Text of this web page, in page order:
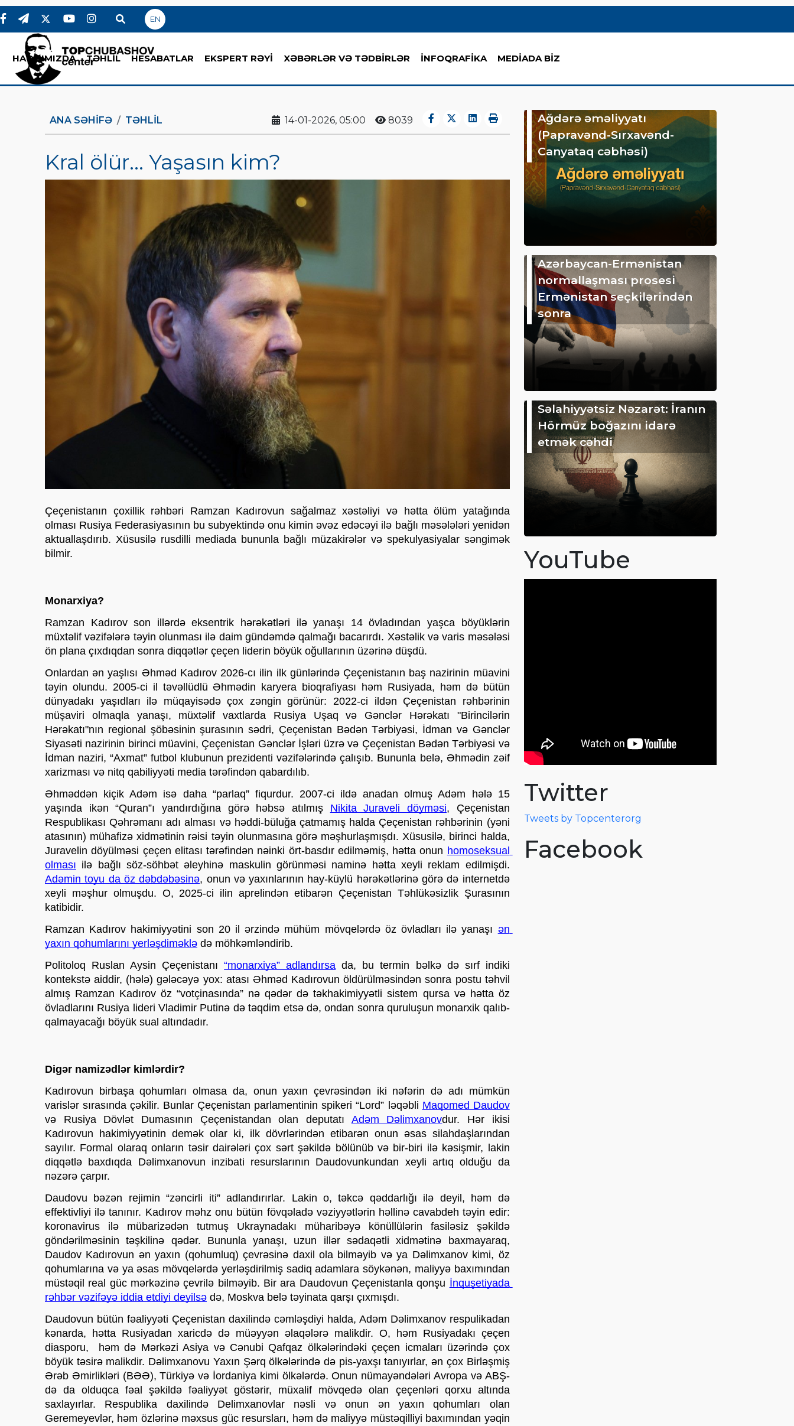
EN
HAQQIMIZDA TƏHLİL HESABATLAR EKSPERT RƏYİ XƏBƏRLƏR VƏ TƏDBİRLƏR İNFOQRAFİKA MEDİADA BİZ
ANA SƏHIFƏ TƏHLİL 14-01-2026, 05:00 8039
Kral ölür... Yaşasın kim?
Çeçenistanın çoxillik rəhbəri Ramzan Kadırovun sağalmaz xəstəliyi və hətta ölüm yatağında
olması Rusiya Federasiyasının bu subyektində onu kimin əvəz edəcəyi ilə bağlı məsələləri yenidən
aktuallaşdırıb. Xüsusilə rusdilli mediada bununla bağlı müzakirələr və spekulyasiyalar səngimək
bilmir.
Monarxiya?
Ramzan Kadırov son illərdə eksentrik hərəkətləri ilə yanaşı 14 övladından yaşca böyüklərin
müxtəlif vəzifələrə təyin olunması ilə daim gündəmdə qalmağı bacarırdı. Xəstəlik və varis məsələsi
ön plana çıxdıqdan sonra diqqətlər çeçen liderin böyük oğullarının üzərinə düşdü.
Onlardan ən yaşlısı Əhməd Kadırov 2026-cı ilin ilk günlərində Çeçenistanın baş nazirinin müavini
təyin olundu. 2005-ci il təvəllüdlü Əhmədin karyera bioqrafiyası həm Rusiyada, həm də bütün
dünyadakı yaşıdları ilə müqayisədə çox zəngin görünür: 2022-ci ildən Çeçenistan rəhbərinin
müşaviri olmaqla yanaşı, müxtəlif vaxtlarda Rusiya Uşaq və Gənclər Hərəkatı "Birincilərin
Hərəkatı"nın regional şöbəsinin şurasının sədri, Çeçenistan Bədən Tərbiyəsi, İdman və Gənclər
Siyasəti nazirinin birinci müavini, Çeçenistan Gənclər İşləri üzrə və Çeçenistan Bədən Tərbiyəsi və
İdman naziri, “Axmat” futbol klubunun prezidenti vəzifələrində çalışıb. Bununla belə, Əhmədin zəif
xarizması və nitq qabiliyyəti media tərəfindən qabardılıb.
Əhməddən kiçik Adəm isə daha “parlaq” fiqurdur. 2007-ci ildə anadan olmuş Adəm hələ 15
yaşında ikən “Quran”ı yandırdığına görə həbsə atılmış Nikita Juraveli döyməsi, Çeçenistan
Respublikası Qəhrəmanı adı alması və həddi-büluğa çatmamış halda Çeçenistan rəhbərinin (yəni
atasının) mühafizə xidmətinin rəisi təyin olunmasına görə məşhurlaşmışdı. Xüsusilə, birinci halda,
Juravelin döyülməsi çeçen elitası tərəfindən nəinki ört-basdır edilməmiş, hətta onun homoseksual
olması
Adəmin toyu da öz dəbdəbəsinə, onun və yaxınlarının hay-küylü hərəkətlərinə görə də internetdə
xeyli məşhur olmuşdu. O, 2025-ci ilin aprelindən etibarən Çeçenistan Təhlükəsizlik Şurasının
katibidir.
Ramzan Kadırov hakimiyyətini son 20 il ərzində mühüm mövqelərdə öz övladları ilə yanaşı ən
yaxın qohumlarını yerləşdiməklə də möhkəmləndirib.
Politoloq Ruslan Aysin Çeçenistanı “monarxiya” adlandırsa da, bu termin bəlkə də sırf indiki
kontekstə aiddir, (hələ) gələcəyə yox: atası Əhməd Kadırovun öldürülməsindən sonra postu təhvil
almış Ramzan Kadırov öz “votçinasında” nə qədər də təkhakimiyyətli sistem qursa və hətta öz
övladlarını Rusiya lideri Vladimir Putinə də təqdim etsə də, ondan sonra quruluşun monarxik qalıb-
qalmayacağı böyük sual altındadır.
Digər namizədlər kimlərdir?
Kadırovun birbaşa qohumları olmasa da, onun yaxın çevrəsindən iki nəfərin də adı mümkün
varislər sırasında çəkilir. Bunlar Çeçenistan parlamentinin spikeri “Lord” ləqəbli Maqomed Daudov
və Rusiya Dövlət Dumasının Çeçenistandan olan deputatı Adəm Dəlimxanovdur. Hər ikisi
Kadırovun hakimiyyətinin demək olar ki, ilk dövrlərindən etibarən onun əsas silahdaşlarından
sayılır. Formal olaraq onların təsir dairələri çox sərt şəkildə bölünüb və bir-biri ilə kəsişmir, lakin
diqqətlə baxdıqda Dəlimxanovun inzibati resurslarının Daudovunkundan xeyli artıq olduğu da
nəzərə çarpır.
Daudovu bəzən rejimin “zəncirli iti” adlandırırlar. Lakin o, təkcə qəddarlığı ilə deyil, həm də
effektivliyi ilə tanınır. Kadırov məhz onu bütün fövqəladə vəziyyətlərin həllinə cavabdeh təyin edir:
koronavirus ilə mübarizədən tutmuş Ukraynadakı müharibəyə könüllülərin fasiləsiz şəkildə
göndərilməsinin təşkilinə qədər. Bununla yanaşı, uzun illər sədaqətli xidmətinə baxmayaraq,
Daudov Kadırovun ən yaxın (qohumluq) çevrəsinə daxil ola bilməyib və ya Dəlimxanov kimi, öz
qohumlarına və ya əsas mövqelərdə yerləşdirilmiş sadiq adamlara söykənən, maliyyə baxımından
müstəqil real güc mərkəzinə çevrilə bilməyib. Bir ara Daudovun Çeçenistanla qonşu İnquşetiyada
rəhbər vəzifəyə iddia etdiyi deyilsə də, Moskva belə təyinata qarşı çıxmışdı.
Daudovun bütün fəaliyyəti Çeçenistan daxilində cəmləşdiyi halda, Adəm Dəlimxanov respulikadan
kənarda, hətta Rusiyadan xaricdə də müəyyən əlaqələrə malikdir. O, həm Rusiyadakı çeçen
diasporu,  həm də Mərkəzi Asiya və Cənubi Qafqaz ölkələrindəki çeçen icmaları üzərində çox
böyük təsirə malikdir. Dəlimxanovu Yaxın Şərq ölkələrində də pis-yaxşı tanıyırlar, ən çox Birləşmiş
Ərəb Əmirlikləri (BƏƏ), Türkiyə və İordaniya kimi ölkələrdə. Onun nümayəndələri Avropa və ABŞ-
də da olduqca fəal şəkildə fəaliyyət göstərir, müxalif mövqedə olan çeçenləri qorxu altında
saxlayırlar. Respublika daxilində Delimxanovlar nəsli və onun ən yaxın qohumları olan
Geremeyevlər, həm özlərinə məxsus güc resursları, həm də maliyyə müstəqilliyi baxımından yəqin
Ağdərə əməliyyatı
(Papravənd-Sırxavənd-
Canyataq cəbhəsi)
Azərbaycan-Ermənistan
normallaşması prosesi
Ermənistan seçkilərindən
sonra
Səlahiyyətsiz Nəzarət: İranın
Hörmüz boğazını idarə
etmək cəhdi
YouTube
Twitter
Tweets by Topcenterorg
Facebook